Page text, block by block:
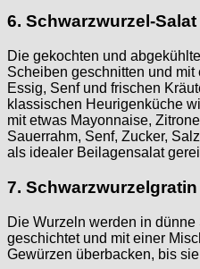
6. Schwarzwurzel-Salat
Die gekochten und
Scheiben geschnitten und
Essig, Senf und frischen
klassischen Heurigenküche
mit etwas Mayonnaise,
Sauerrahm, Senf, Zucker,
als idealer Beilagensalat
7. Schwarzwurzelgratin
Die Wurzeln werden in
geschichtet und mit einer
Gewürzen überbacken, bis